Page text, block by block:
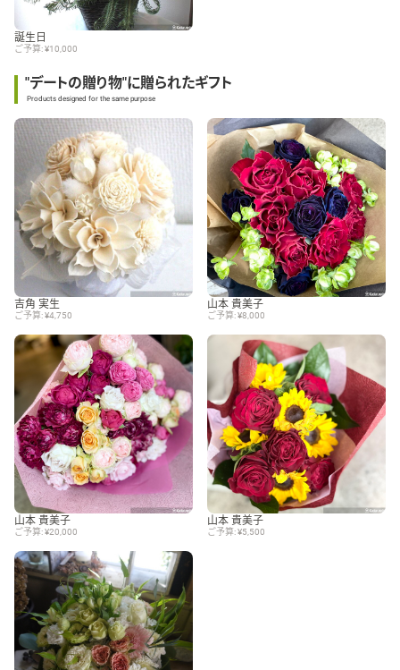
誕生日
ご予算: ¥10,000
"デートの贈り物"に贈られたギフト
Products designed for the same purpose
吉角 実生
ご予算: ¥4,750
山本 貴美子
ご予算: ¥8,000
山本 貴美子
ご予算: ¥20,000
山本 貴美子
ご予算: ¥5,500